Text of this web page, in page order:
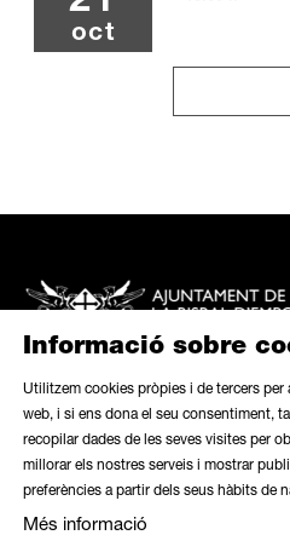
oct
Mapa web | Avís legal Ús de
Link a instagram
Link a contacte
Informació sobre
Utilitzem cookies pròpies i de tercers
web, i si ens dona el seu consentiment,
recopilar dades de les seves visites per
millorar els nostres serveis i mostrar
preferències a partir dels seus hàbits de
Més informació